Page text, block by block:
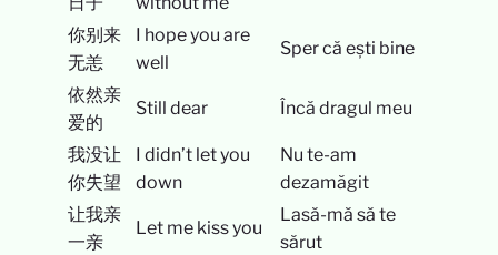
你别来
无恙
I hope you are
well
Sper că ești bine
依然亲
爱的
Still dear Încă dragul meu
我没让
你失望
I didn’t let you
down
Nu te-am
dezamăgit
让我亲
一亲
Let me kiss you
Lasă-mă să te
sărut